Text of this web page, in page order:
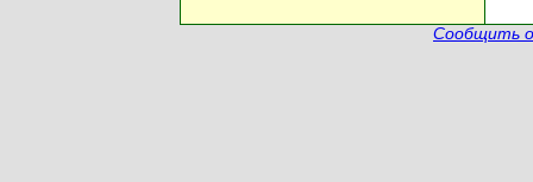
Сообщить о